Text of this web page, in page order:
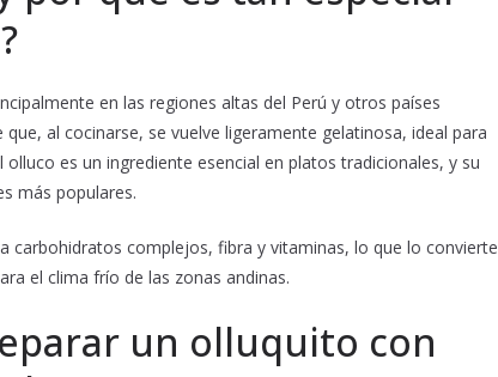
en las regiones altas del Perú y otros países
al cocinarse, se vuelve ligeramente gelatinosa, ideal para
es un ingrediente esencial en platos tradicionales, y su
más populares.
carbohidratos complejos, fibra y vitaminas, lo que lo convierte
el clima frío de las zonas andinas.
un olluquito con